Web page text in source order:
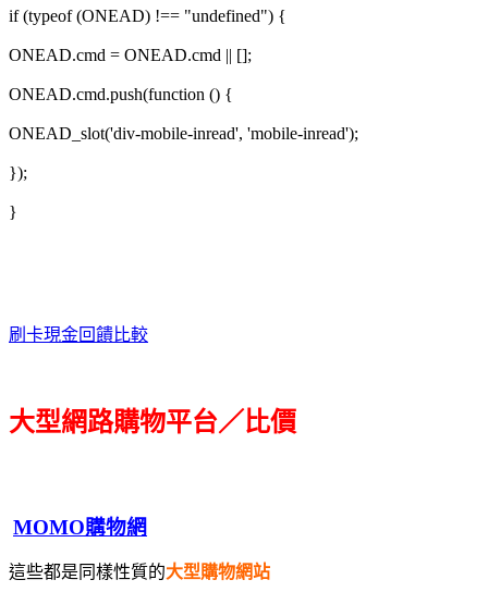
if (typeof (ONEAD) !== "undefined") {
ONEAD.cmd = ONEAD.cmd || [];
ONEAD.cmd.push(function () {
ONEAD_slot('div-mobile-inread', 'mobile-inread');
});
}
刷卡現金回饋比較
大型網路購物平台／比價
MOMO購物網
這些都是同樣性質的大型購物網站